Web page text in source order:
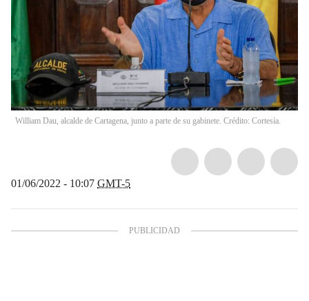
William Dau, alcalde de Cartagena, junto a parte de su gabinete. Crédito: Cortesía.
01/06/2022 - 10:07 GMT-5